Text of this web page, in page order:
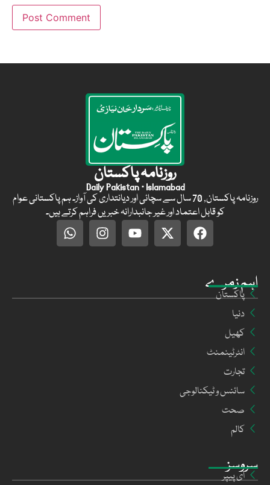
سروسز
ای پیپر
اہم زمرے
پاکستان
دنیا
کھیل
انٹرٹینمنٹ
تجارت
سائنس و ٹیکنالوجی
صحت
کالم
روزنامہ پاکستان
Daily Pakistan · Islamabad
روزنامہ پاکستان, 70 سال سے سچائی اور دیانتداری کی آواز۔ ہم پاکستانی عوام
کو قابل اعتماد اور غیر جانبدارانہ خبریں فراہم کرتے ہیں۔